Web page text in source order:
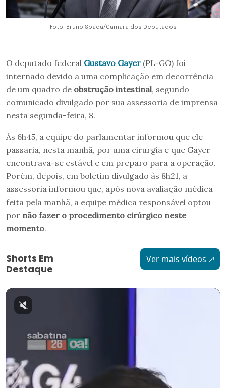
Foto: Bruno Spada/Câmara dos Deputados
O deputado federal Gustavo Gayer (PL-GO) foi
internado devido a uma complicação em decorrência
de um quadro de obstrução intestinal, segundo
comunicado divulgado por sua assessoria de imprensa
nesta segunda-feira, 8.
Às 6h45, a equipe do parlamentar informou que ele
passaria, nesta manhã, por uma cirurgia e que Gayer
encontrava-se estável e em preparo para a operação.
Porém, depois, em boletim divulgado às 8h21, a
assessoria informou que, após nova avaliação médica
feita pela manhã, a equipe médica responsável optou
por não fazer o procedimento cirúrgico neste
momento.
Shorts Em
Destaque
Ver mais vídeos